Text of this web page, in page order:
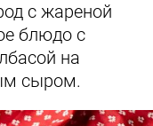
с жареной
блюдо с
на
сыром.